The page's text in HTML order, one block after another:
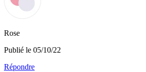
Rose
Publié le 05/10/22
Répondre